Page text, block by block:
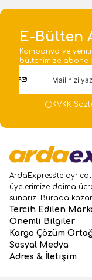
E-Bülten
Kampanya ve
bültenimize abone
KVKK
ArdaExpress’te
üyelerimize daima
sunarız. Burada
Tercih Edilen
Önemli Bilgiler
Kargo Çözüm
Sosyal Medya
Adres & İletişim